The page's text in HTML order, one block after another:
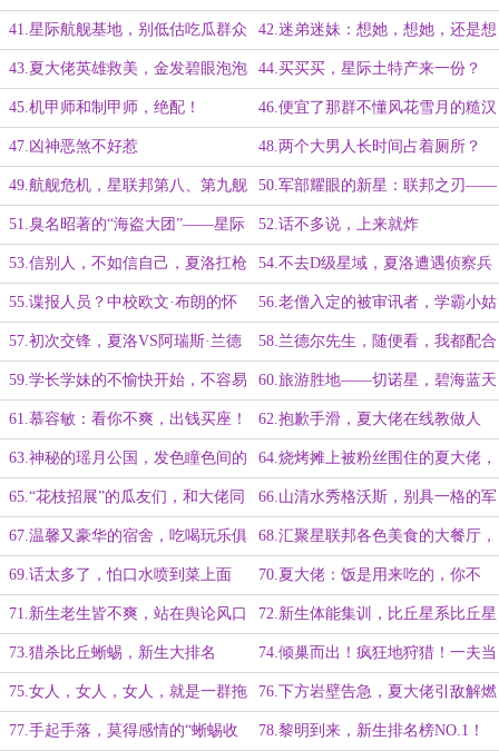
41.星际航舰基地，别低估吃瓜群众
的雪亮双眼
42.迷弟迷妹：想她，想她，还是想
她
43.夏大佬英雄救美，金发碧眼泡泡
卷
44.买买买，星际土特产来一份？
45.机甲师和制甲师，绝配！ 46.便宜了那群不懂风花雪月的糙汉
子
47.凶神恶煞不好惹 48.两个大男人长时间占着厕所？
49.航舰危机，星联邦第八、第九舰
队
50.军部耀眼的新星：联邦之刃——
阿瑞斯·兰德尔
51.臭名昭著的“海盗大团”——星际
海盗“饕餮”
52.话不多说，上来就炸
53.信别人，不如信自己，夏洛扛枪
三连发！
54.不去D级星域，夏洛遭遇侦察兵
55.谍报人员？中校欧文·布朗的怀
疑
56.老僧入定的被审讯者，学霸小姑
娘你有点狂
57.初次交锋，夏洛VS阿瑞斯·兰德
尔
58.兰德尔先生，随便看，我都配合
59.学长学妹的不愉快开始，不容易
的单身汉们！
60.旅游胜地——切诺星，碧海蓝天
金沙滩，啤酒烧烤美翻天
61.慕容敏：看你不爽，出钱买座！ 62.抱歉手滑，夏大佬在线教做人
63.神秘的瑶月公国，发色瞳色间的
较量
64.烧烤摊上被粉丝围住的夏大佬，
这热情扛不住
65.“花枝招展”的瓜友们，和大佬同
框必须干！
66.山清水秀格沃斯，别具一格的军
事学院
67.温馨又豪华的宿舍，吃喝玩乐俱
全的中心广场
68.汇聚星联邦各色美食的大餐厅，
慕容敏的“青梅竹马”登场
69.话太多了，怕口水喷到菜上面 70.夏大佬：饭是用来吃的，你不
会，我可以教你
71.新生老生皆不爽，站在舆论风口
浪尖的夏大佬
72.新生体能集训，比丘星系比丘星
73.猎杀比丘蜥蜴，新生大排名 74.倾巢而出！疯狂地狩猎！一夫当
关万“蜥”莫开！
75.女人，女人，女人，就是一群拖
后腿的！
76.下方岩壁告急，夏大佬引敌解燃
眉之急！
77.手起手落，莫得感情的“蜥蜴收 78.黎明到来，新生排名榜NO.1！